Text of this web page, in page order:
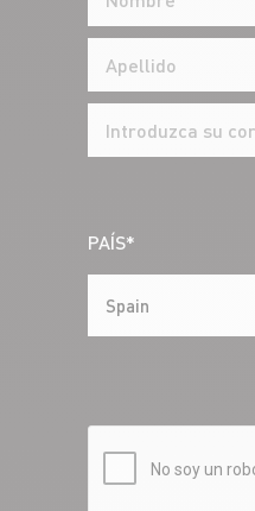
PAÍS*
Spain